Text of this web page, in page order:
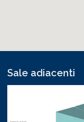
Sale adiacenti